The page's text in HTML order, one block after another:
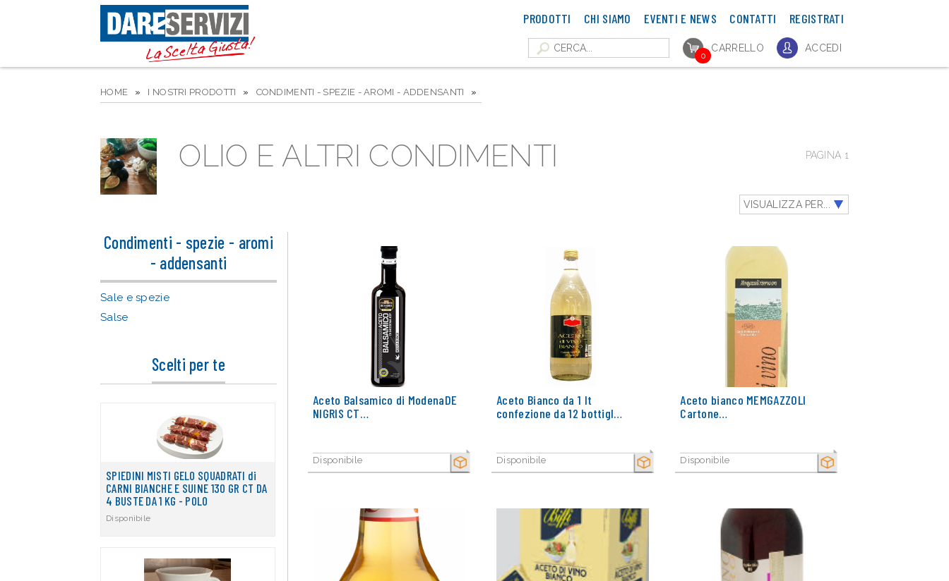
PRODOTTI CHI SIAMO EVENTI E NEWS CONTATTI REGISTRATI
CARRELLO
0
ACCEDI
HOME » I NOSTRI PRODOTTI » CONDIMENTI - SPEZIE - AROMI - ADDENSANTI »
OLIO E ALTRI CONDIMENTI PAGINA 1
VISUALIZZA PER...
SECCO
Aceto Balsamico di ModenaDE
NIGRIS CT…
Disponibile SECCO
Aceto Bianco da 1 lt
confezione da 12 bottigl…
Disponibile SECCO
Aceto bianco MEMGAZZOLI
Cartone…
Disponibile
Condimenti - spezie - aromi
- addensanti
Sale e spezie
Salse
Scelti per te
SPIEDINI MISTI GELO SQUADRATI di
CARNI BIANCHE E SUINE 130 GR CT DA
4 BUSTE DA 1 KG - POLO
Disponibile